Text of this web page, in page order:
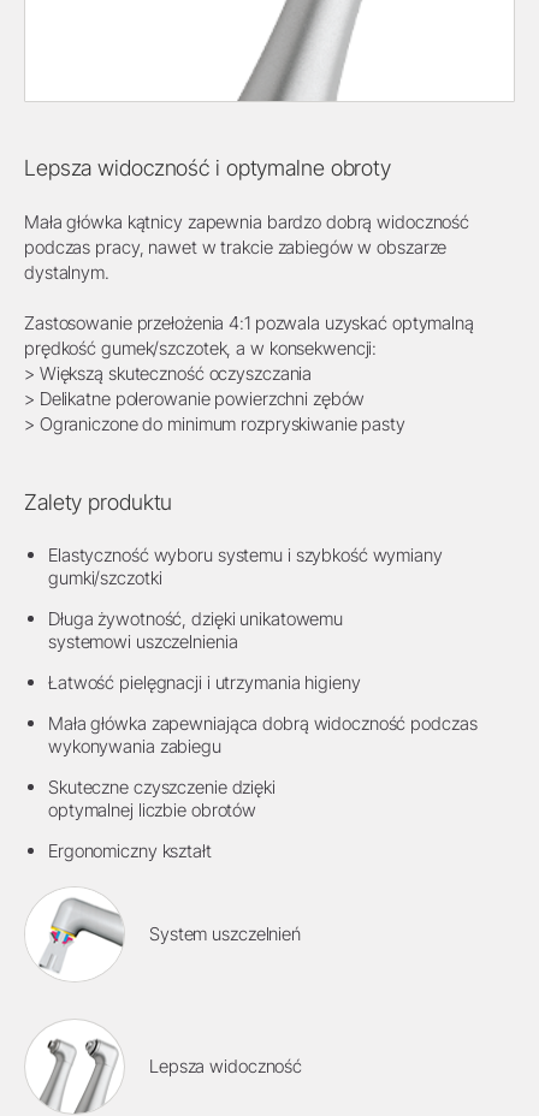
Lepsza widoczność i optymalne obroty
Mała główka kątnicy zapewnia bardzo dobrą widoczność
podczas pracy, nawet w trakcie zabiegów w obszarze
dystalnym.
Zastosowanie przełożenia 4:1 pozwala uzyskać optymalną
prędkość gumek/szczotek, a w konsekwencji:
> Większą skuteczność oczyszczania
> Delikatne polerowanie powierzchni zębów
> Ograniczone do minimum rozpryskiwanie pasty
Zalety produktu
Elastyczność wyboru systemu i szybkość wymiany
gumki/szczotki
Długa żywotność, dzięki unikatowemu
systemowi uszczelnienia
Łatwość pielęgnacji i utrzymania higieny
Mała główka zapewniająca dobrą widoczność podczas
wykonywania zabiegu
Skuteczne czyszczenie dzięki
optymalnej liczbie obrotów
Ergonomiczny kształt
System uszczelnień
Lepsza widoczność